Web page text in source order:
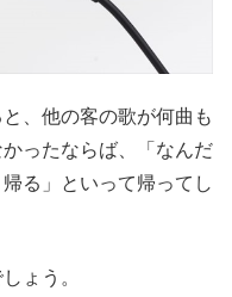
、他の客の歌が何曲も
ったならば、「なんだ
る」といって帰ってし
ょう。